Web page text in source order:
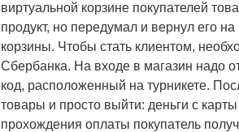
виртуальной корзине покупателей
продукт, но передумал и вернул его
корзины. Чтобы стать клиентом,
Сбербанка. На входе в магазин надо
код, расположенный на турникете.
товары и просто выйти: деньги с
прохождения оплаты покупатель